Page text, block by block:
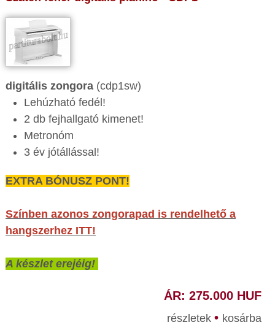
digitális zongora (cdp1sw)
Lehúzható fedél!
2 db fejhallgató kimenet!
Metronóm
3 év jótállással!
EXTRA BÓNUSZ PONT!
Színben azonos zongorapad is rendelhető a
hangszerhez ITT!
A készlet erejéig!
ÁR: 275.000 HUF
részletek • kosárba